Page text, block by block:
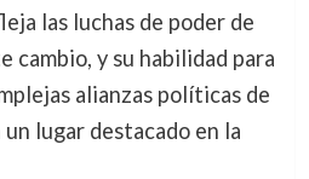
las luchas de poder de
cambio, y su habilidad para
alianzas políticas de
lugar destacado en la